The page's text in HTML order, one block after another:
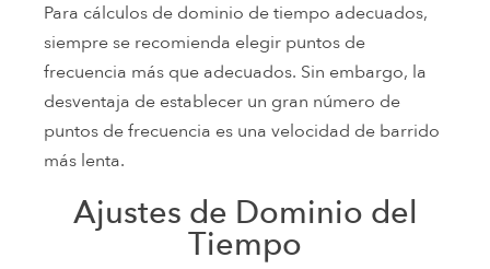
Para cálculos de dominio de tiempo adecuados,
siempre se recomienda elegir puntos de
frecuencia más que adecuados. Sin embargo, la
desventaja de establecer un gran número de
puntos de frecuencia es una velocidad de barrido
más lenta.
Ajustes de Dominio del
Tiempo